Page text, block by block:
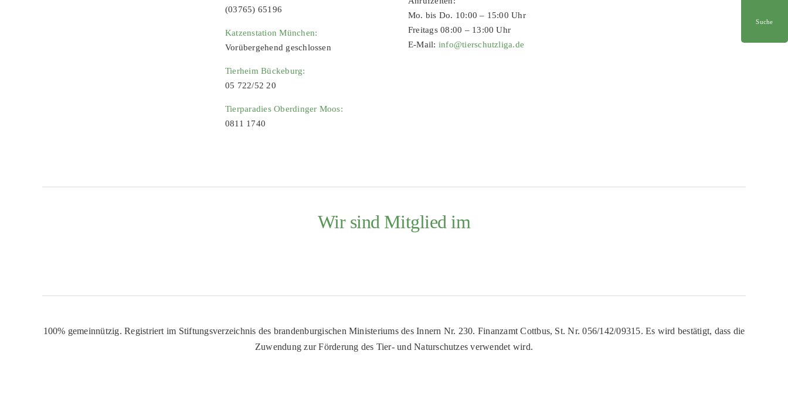
Suche
(03765) 65196
Katzenstation München:
Vorübergehend geschlossen
Tierheim Bückeburg:
05 722/52 20
Tierparadies Oberdinger Moos:
0811 1740
Mo. bis Do. 10:00 – 15:00 Uhr
Freitags 08:00 – 13:00 Uhr
E-Mail: info@tierschutzliga.de
Wir sind Mitglied im
100% gemeinnützig. Registriert im Stiftungsverzeichnis des brandenburgischen Ministeriums des Innern Nr. 230. Finanzamt Cottbus, St. Nr. 056/142/09315. Es wird bestätigt, dass die
Zuwendung zur Förderung des Tier- und Naturschutzes verwendet wird.